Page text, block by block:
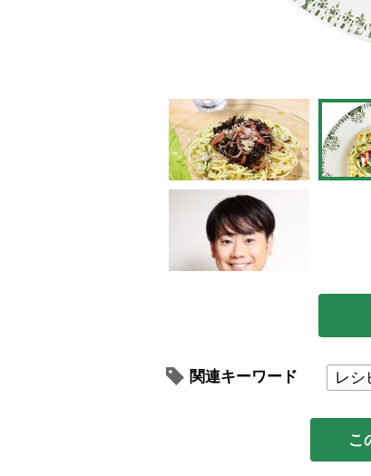
関連キーワード レシ
こ